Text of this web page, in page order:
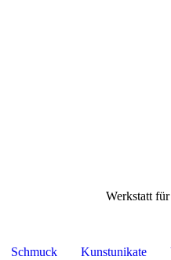
Werkstatt
Schmuck Kunstunikate